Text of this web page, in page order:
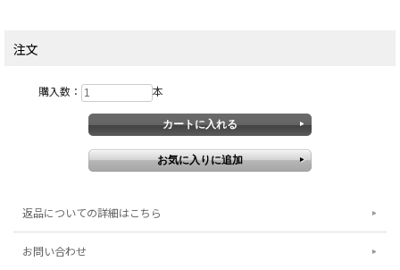
注文
購入数： 本
返品についての詳細はこちら
お問い合わせ